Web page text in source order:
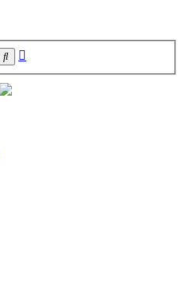
Sök